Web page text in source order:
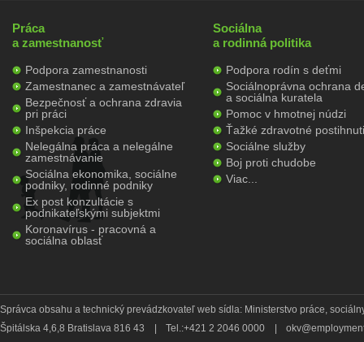
Práca
a zamestnanosť
Podpora zamestnanosti
Zamestnanec a zamestnávateľ
Bezpečnosť a ochrana zdravia
pri práci
Inšpekcia práce
Nelegálna práca a nelegálne
zamestnávanie
Sociálna ekonomika, sociálne
podniky, rodinné podniky
Ex post konzultácie s
podnikateľskými subjektmi
Koronavírus - pracovná a
sociálna oblasť
Sociálna
a rodinná politika
Podpora rodín s deťmi
Sociálnoprávna ochrana
a sociálna kuratela
Pomoc v hmotnej núdzi
Ťažké zdravotné
Sociálne služby
Boj proti chudobe
Viac...
Správca obsahu a technický prevádzkovateľ web sídla: Ministerstvo práce,
Špitálska 4,6,8 Bratislava 816 43
Tel.:+421 2 2046 0000